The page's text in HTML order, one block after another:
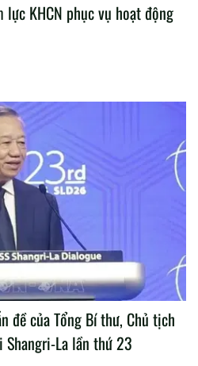
lực KHCN phục vụ hoạt động
đề của Tổng Bí thư, Chủ tịch
La lần thứ 23